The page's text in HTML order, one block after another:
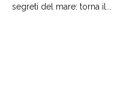
segreti del mare: torna il...